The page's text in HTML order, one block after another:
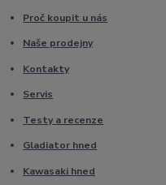
Proč koupit u nás
Naše prodejny
Kontakty
Servis
Testy a recenze
Gladiator hned
Kawasaki hned